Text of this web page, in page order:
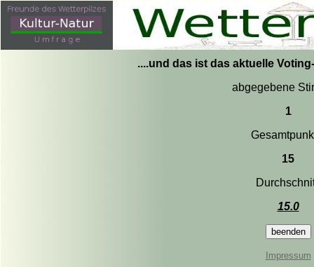
....und das ist das aktuelle
abgegebene
1
15
15.0
Impressum